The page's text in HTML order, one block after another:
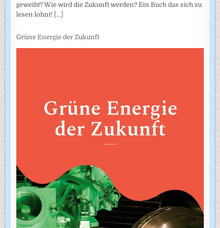
geweiht? Wie wird die Zukunft werden? Ein Buch das sich zu
lesen lohnt! [...]
Grüne Energie der Zukunft